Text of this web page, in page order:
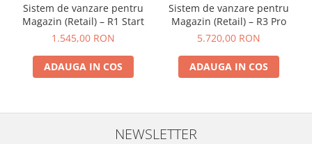
Sistem de vanzare pentru
Magazin (Retail) – R1 Start
1.545,00 RON
ADAUGA IN COS
Sistem de vanzare pentru
Magazin (Retail) – R3 Pro
5.720,00 RON
ADAUGA IN COS
NEWSLETTER